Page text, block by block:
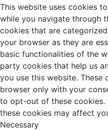
This website uses cookies
while you navigate through
cookies that are
your browser as they are
basic functionalities of the
party cookies that help us
you use this website.
browser only with your
to opt-out of these
these cookies may affect
Necessary